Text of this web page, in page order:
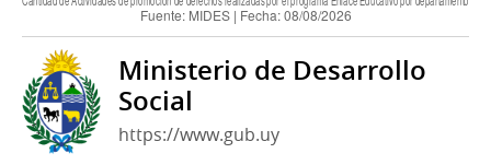
Ministerio de Desarrollo
Social
https://www.gub.uy